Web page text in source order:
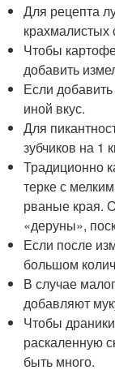
Для рецепта
крахмалистых
Чтобы
добавить
Если
иной вкус.
Для
зубчиков на 1
Традиционно
терке с
рваные края.
«деруны»,
Если после
большом
В случае
добавляют
Чтобы
раскаленную
быть много.